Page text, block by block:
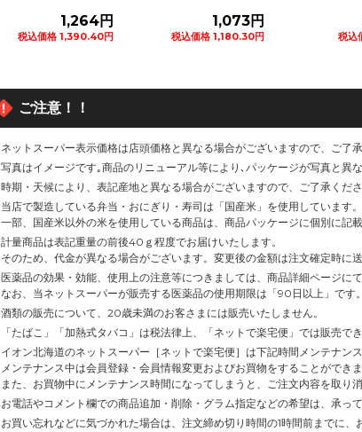
1,073円
税込価格 1,180.30円
1,250円
税込価格 1,375円 税込
ご注意！！
ネットスーパー表示価格は店頭価格と異なる場合がございますので、ご了承
写真はイメージです｡商品のリニューアル等により､パッケージが写真と異
時期・天候により、表記産地と異なる場合がございますので、ご了承くださ
当店で製造している弁当・おにぎり・寿司は「国産米」を使用しています。
一部、国産米以外の米を使用している商品は、商品パッケージに個別に記載
計量商品は表記重量の前後40ｇ程度でお届けいたします。
そのため、代金が異なる場合がございます。変更後の金額は注文確定時に
医薬品の効果・効能、使用上の注意等につきましては、商品詳細ページにて
なお、当ネットスーパーが販売する医薬品の使用期限は「90日以上」です。
酒類の販売について、20歳未満のお客さまには販売いたしません。
「たばこ」「加熱式タバコ」は税法律上、「ネットで楽宅便」では販売で
イオン北海道のネットスーパー［ネットで楽宅便］は下記時間メンテナン
メンテナンス中は会員登録・会員情報変更およびお買物をすることができま
また、お買物中にメンテナンス時間になってしまうと、ご注文内容を取り
お電話やコメント欄での商品追加・削除・グラム指定などの希望は、承って
お買い忘れなどに気づかれた場合は、注文締め切り時間の1時間前までに